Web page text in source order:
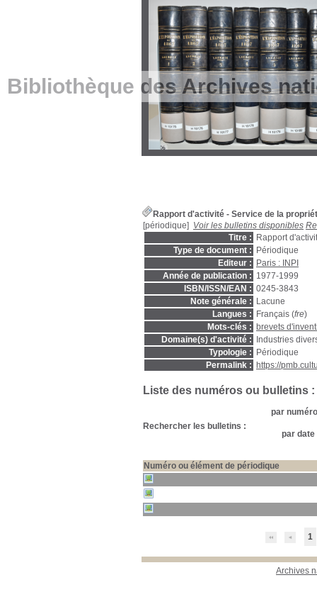
Bibliothèque des Archives
Rapport d'activité - Service de la
[périodique] Voir les bulletins disponibles
Titre :
Rapport
Type de document :
Périodique
Editeur :
Paris : INPI
Année de publication : 1977-1999
ISBN/ISSN/EAN : 0245-3843
Note générale :
Lacune
Langues :
Français (fre)
Mots-clés : brevets
Domaine(s) d'activité :
Industries
Typologie :
Périodique
Permalink :
https://
Liste des numéros ou bulletins :
Rechercher les bulletins :
par
par date
Numéro ou élément de périodique
1
Archives